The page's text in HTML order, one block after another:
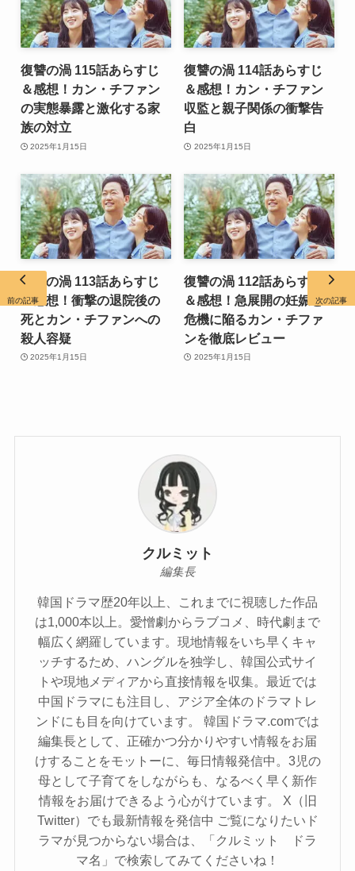
復讐の渦 115話あらすじ
＆感想！カン・チファン
の実態暴露と激化する家
族の対立
2025年1月15日
復讐の渦 114話あらすじ
＆感想！カン・チファン
収監と親子関係の衝撃告
白
2025年1月15日
復讐の渦 113話あらすじ
＆感想！衝撃の退院後の
死とカン・チファンへの
殺人容疑
2025年1月15日
復讐の渦 112話あらすじ
＆感想！急展開の妊娠と
危機に陥るカン・チファ
ンを徹底レビュー
2025年1月15日
クルミット
編集長
韓国ドラマ歴20年以上、これまでに視聴した作品
は1,000本以上。愛憎劇からラブコメ、時代劇まで
幅広く網羅しています。現地情報をいち早くキャ
ッチするため、ハングルを独学し、韓国公式サイ
トや現地メディアから直接情報を収集。最近では
中国ドラマにも注目し、アジア全体のドラマトレ
ンドにも目を向けています。 韓国ドラマ.comでは
編集長として、正確かつ分かりやすい情報をお届
けすることをモットーに、毎日情報発信中。3児の
母として子育てをしながらも、なるべく早く新作
情報をお届けできるよう心がけています。 X（旧
Twitter）でも最新情報を発信中 ご覧になりたいド
ラマが見つからない場合は、「クルミット ドラ
マ名」で検索してみてくださいね！
前の記事 次の記事